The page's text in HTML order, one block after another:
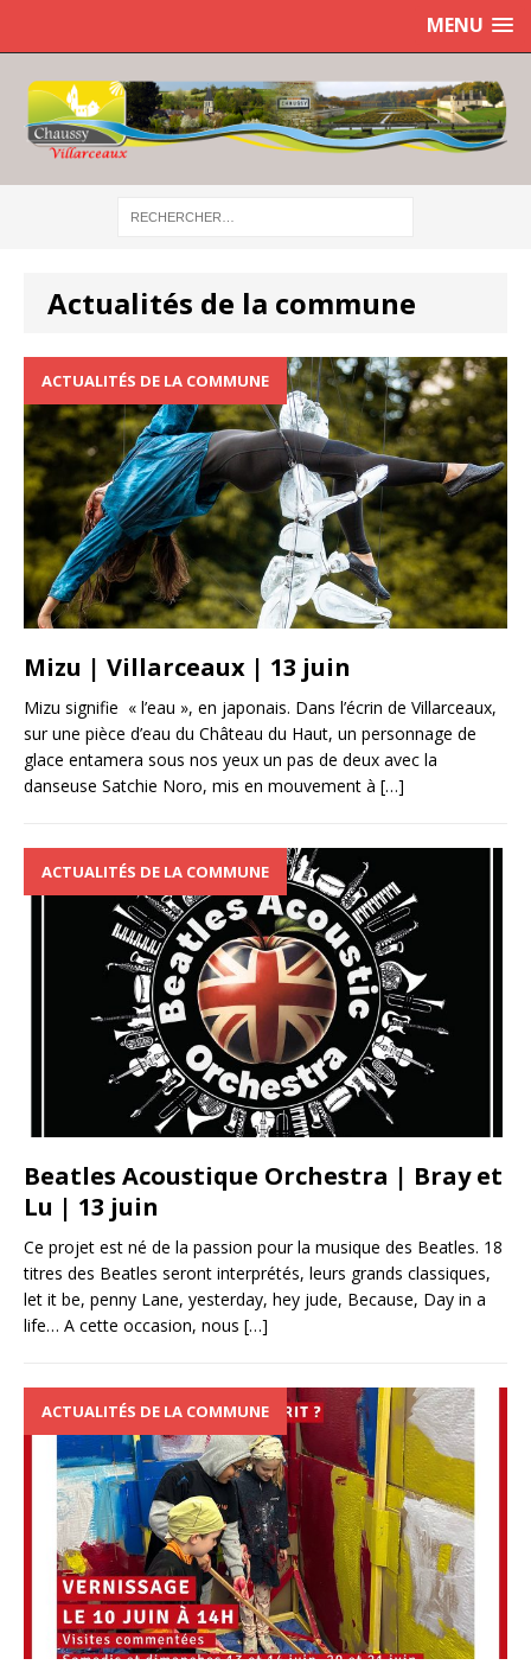
MENU
Actualités de la commune
ACTUALITÉS DE LA COMMUNE
Mizu | Villarceaux | 13 juin
Mizu signifie « l’eau », en japonais. Dans l’écrin de Villarceaux,
sur une pièce d’eau du Château du Haut, un personnage de
glace entamera sous nos yeux un pas de deux avec la
danseuse Satchie Noro, mis en mouvement à […]
ACTUALITÉS DE LA COMMUNE
Beatles Acoustique Orchestra | Bray et
Lu | 13 juin
Ce projet est né de la passion pour la musique des Beatles. 18
titres des Beatles seront interprétés, leurs grands classiques,
let it be, penny Lane, yesterday, hey jude, Because, Day in a
life… A cette occasion, nous […]
ACTUALITÉS DE LA COMMUNE